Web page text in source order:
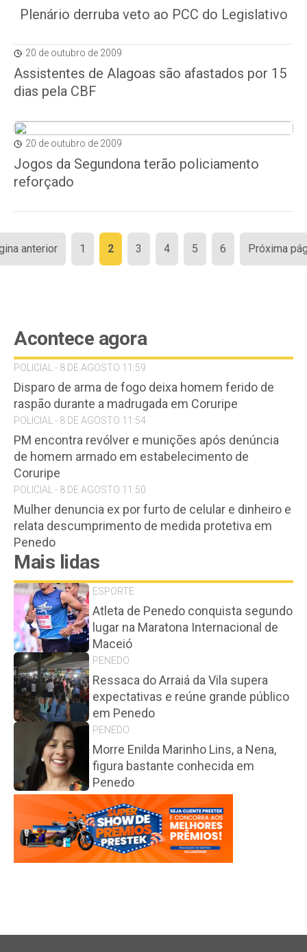
Plenário derruba veto ao PCC do Legislativo
20 de outubro de 2009
Assistentes de Alagoas são afastados por 15
dias pela CBF
20 de outubro de 2009
Jogos da Segundona terão policiamento
reforçado
Paginação
de
anterior 1 2 3 4 5 6 Próxima
Acontece agora
POLICIAL - 8 DE AGOSTO 11:59
Disparo de arma de fogo deixa homem ferido de
raspão durante a madrugada em Coruripe
POLICIAL - 8 DE AGOSTO 11:54
PM encontra revólver e munições após denúncia
de homem armado em estabelecimento de
Coruripe
POLICIAL - 8 DE AGOSTO 11:50
Mulher denuncia ex por furto de celular e dinheiro e
relata descumprimento de medida protetiva em
Penedo
Mais lidas
ESPORTE
Atleta de Penedo conquista segundo
lugar na Maratona Internacional de
Maceió
PENEDO
Ressaca do Arraiá da Vila supera
expectativas e reúne grande público
em Penedo
PENEDO
Morre Enilda Marinho Lins, a Nena,
figura bastante conhecida em
Penedo